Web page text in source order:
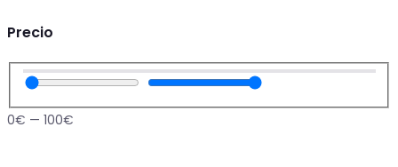
Precio
0€ — 100€